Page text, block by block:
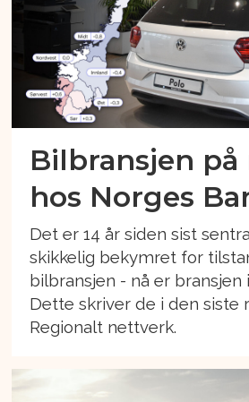
Bilbransjen på
hos Norges
Det er 14 år siden sist
skikkelig bekymret for
bilbransjen - nå er bransjen
Dette skriver de i den siste
Regionalt nettverk.